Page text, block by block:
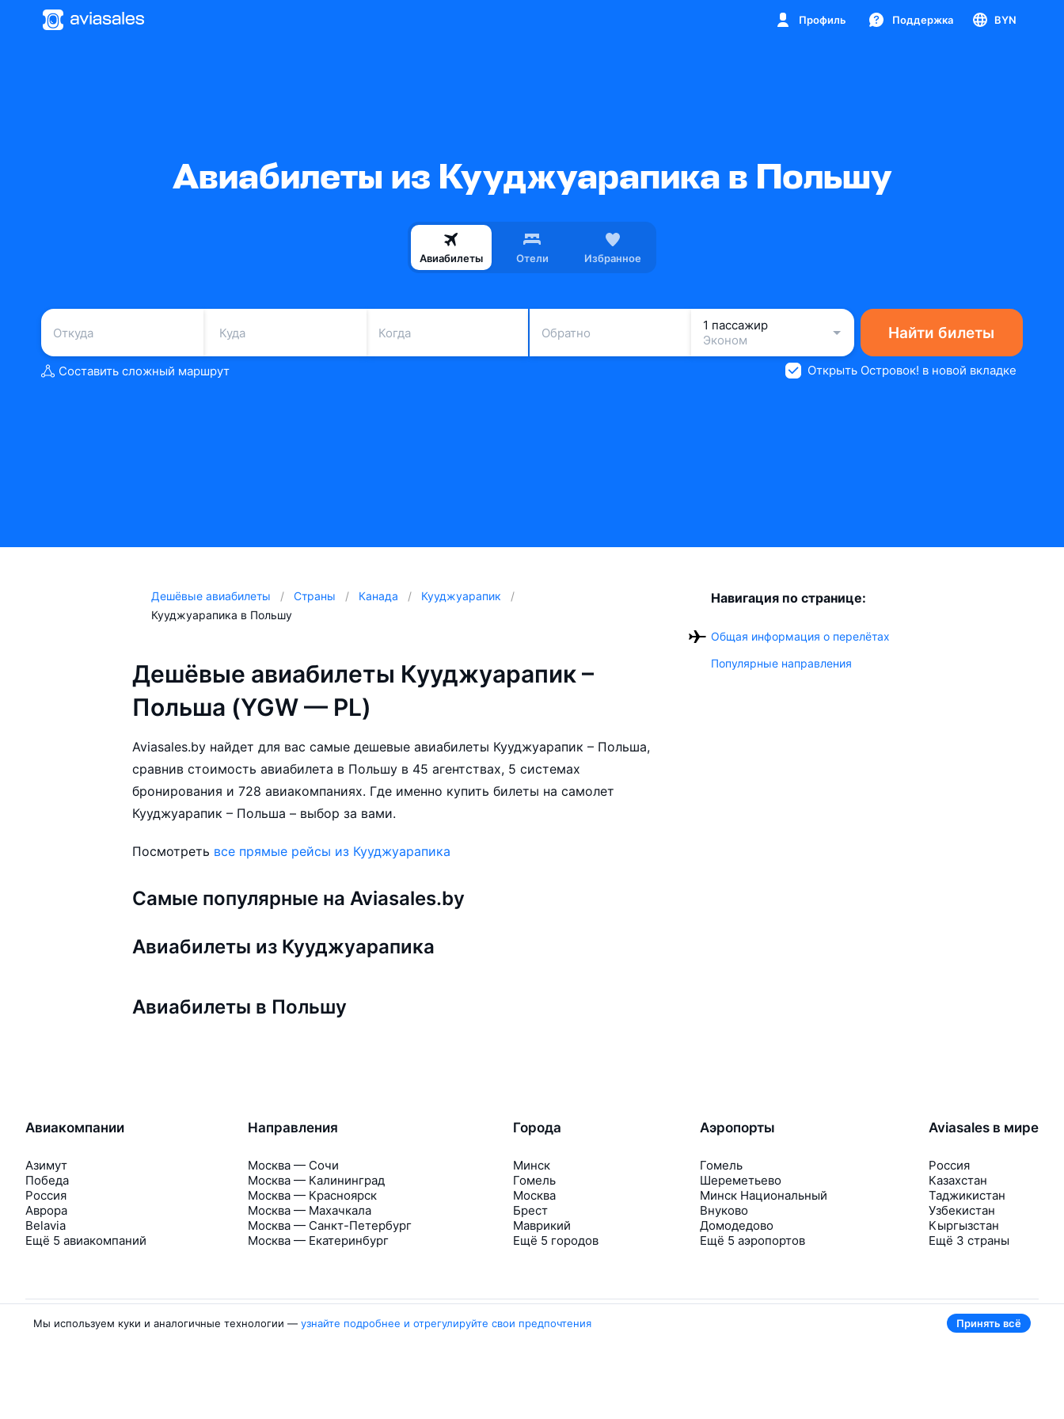
Профиль Поддержка BYN
Авиабилеты из Кууджуарапика в Польшу
Авиабилеты Отели Избранное
Когда Обратно
1 пассажир
Эконом
Найти билеты
Составить сложный маршрут Открыть Островок! в новой вкладке
Дешёвые авиабилеты Страны Канада
Кууджуарапик
Кууджуарапика в Польшу
Дешёвые авиабилеты Кууджуарапик –
Польша (YGW — PL)
Aviasales.by найдет для вас самые дешевые авиабилеты Кууджуарапик – Польша,
сравнив стоимость авиабилета в Польшу в 45 агентствах, 5 системах
бронирования и 728 авиакомпаниях. Где именно купить билеты на самолет
Кууджуарапик – Польша – выбор за вами.
Посмотреть все прямые рейсы из Кууджуарапика
Самые популярные на Aviasales.by
Авиабилеты из Кууджуарапика
Авиабилеты в Польшу
Навигация по странице:
Общая информация о перелётах
Популярные направления
Авиакомпании
Азимут
Победа
Россия
Аврора
Belavia
Ещё 5 авиакомпаний
Направления
Москва — Сочи
Москва — Калининград
Москва — Красноярск
Москва — Махачкала
Москва — Санкт-Петербург
Москва — Екатеринбург
Города
Минск
Гомель
Москва
Брест
Маврикий
Ещё 5 городов
Аэропорты
Гомель
Шереметьево
Минск Национальный
Внуково
Домодедово
Ещё 5 аэропортов
Aviasales в мире
Россия
Казахстан
Таджикистан
Узбекистан
Кыргызстан
Ещё 3 страны
Мы используем куки и аналогичные технологии — узнайте подробнее и отрегулируйте свои предпочтения Принять всё